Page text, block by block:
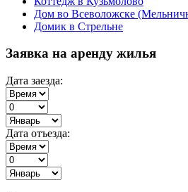
Дом во Всеволожске
Домик в Стрельне
Заявка на аренду жилья
Дата заезда:
Дата отъезда: